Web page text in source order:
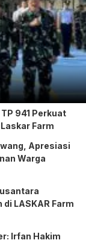
941 Perkuat
Farm
Apresiasi
Warga
LASKAR Farm
Irfan Hakim